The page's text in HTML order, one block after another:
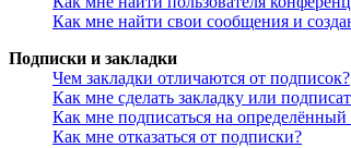
Как мне найти свои сообщения и
Подписки и закладки
Чем закладки отличаются от подписок?
Как мне сделать закладку или
Как мне подписаться на
Как мне отказаться от подписки?